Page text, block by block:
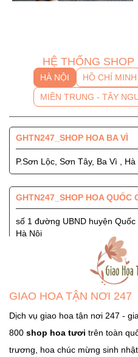
GIAO HOA TẬN NƠI 247
Dịch vụ giao hoa tận nơi 247 -
800 shop hoa tươi trên toàn
trương, hoa chúc mừng sinh
HỆ THỐNG
HÀ NỘI HỒ CHÍ MINH
MIỀN TRUNG - TÂY
GHTN247_SHOP HOA BA VÌ
P.Sơn Lộc, Sơn Tây, Ba Vì ,
GHTN247_SHOP HOA QUỐC
số 1 đường UBND huyện
Hà Nội
GHTN247_SHOP HOA SÓC
Quốc Lộ 3, Xã Phù Lỗ, Huyện